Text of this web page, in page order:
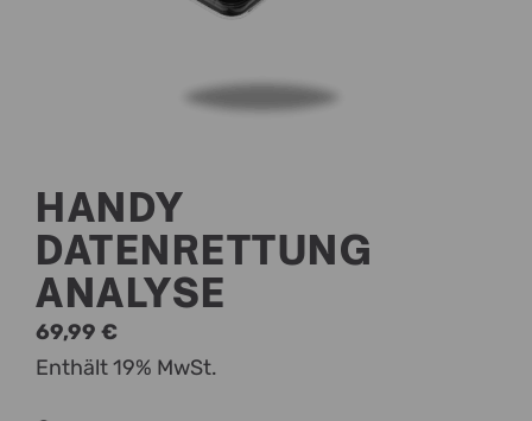
HANDY
DATENRETTUNG
ANALYSE
69,99 €
Enthält 19% MwSt.